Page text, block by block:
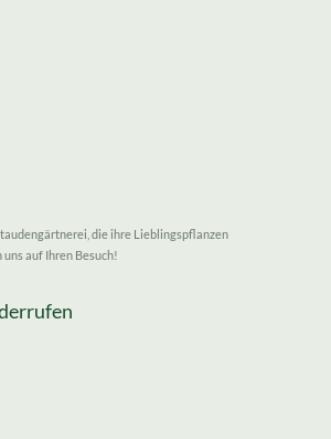
die ihre Lieblingspflanzen
auf Ihren Besuch!